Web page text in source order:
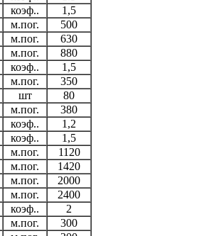
коэф..
1,5
м.пог.
500
м.пог.
630
м.пог.
880
коэф..
1,5
м.пог.
350
шт
80
м.пог.
380
коэф..
1,2
коэф..
1,5
м.пог.
1120
м.пог.
1420
м.пог.
2000
м.пог.
2400
коэф..
2
м.пог.
300